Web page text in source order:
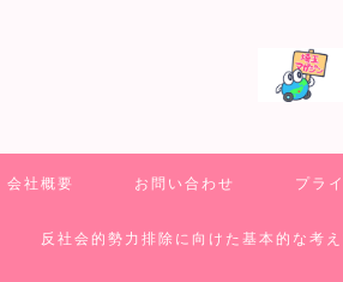
会社概要 お問い合わせ プラ
反社会的勢力排除に向けた基本的な考